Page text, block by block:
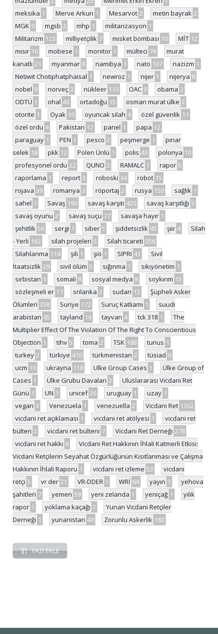
meksika 1 Merve Arkun 1 Mesarvot 2 metin bayrak 2
MGK 9 mgsb 2 mhp 1 militarizasyon 1
Militarizm 123 milliyetçilik 7 misket bombası 10 MİT 12
mısır 16 mobese 1 monitor 1 mülteci 76
murat
kanatlı 21 myanmar 8 namibya 1 nato 107 nazizm 1
Netiwit Chotiphatphaisal 1 newroz 1 nijer 1 nijerya 8
nobel 9 norveç 3 nükleer 113 OAC 9 obama 2
ODTÜ 1 ohal 43 ortadoğu 15 osman murat ülke 2
otorite 1 Oyak 10 oyuncak silah 4 özel güvenlik 11
özel ordu 4 Pakistan 12 panel 1 papa 12
paraguay 1 PEN 1 pesco 2 peşmerge 1
pınar
selek 18 pkk 12 Polen Ünlü 1 polis 43 polonya 10
profesyonel ordu 22 QUNO 2 RAMALC 1 rapor 5
raporlama 1 report 3 roboski 34 robot 15
rojava 39 romanya 3 röportaj 2 rusya 150 sağlık 1
sahel 1 Savaş 190 savaş karşıtı 420 savaş karşıtlığı 3
savaş oyunu 2 savaş suçu 77 savaşa hayır 1
şehitlik 56 sergi 1 siber 5 şiddetsizlik 45 şiir 4
Silah
- Yerli 162 silah projeleri 5 Silah ticareti 256
Silahlanma 114 şili 1 şiö 1 SIPRI 41
Sivil
İtaatsizlik 29 sivil ölüm 5 sığınma 1 sıkıyönetim 1
sırbistan 1 somali 8 sosyal medya 8 soykırım 15
sözleşmeli er 17 srilanka 2 sudan 12
Şüpheli Asker
Ölümleri 358 Suriye 172 Suruç Katliamı 1
suudi
arabistan 45 tayland 16 tayvan 4 tck 318 1
The
Multiplier Effect Of The Violation Of The Right To Conscientious
Objection 1 tihv 5 toma 2 TSK 188 tunus 1
turkey 2 türkiye 410 türkmenistan 2 tüsiad 6
ucm 10 ukrayna 118 Ulke Group Cases 1
Ülke Group of
Cases 1 Ülke Grubu Davaları 2
Uluslararası Vicdani Ret
Günü 1 UN 1 unicef 26 uruguay 1 uzay 1
vegan 3 Venezuela 1 venezuella 2 Vicdani Ret 1302
vicdani ret açıklaması 1 vicdani ret atölyesi 1
vicdani ret
bülten 2 vicdani ret bülteni 7 Vicdani Ret Derneği 278
vicdani ret hakkı 8
Vicdani Ret Hakkının İhlali Katmerli Etkisi:
Vicdani Retçilerin Seyahat Özgürlüğünün Kısıtlanması ve Çalışma
Hakkının İhlali Raporu 1 vicdani ret izleme 53
vicdani
retçi 5 vr der 21 VR-DDER 1 WRİ 64 yayın 1
yehova
şahitleri 7 yemen 59 yeni zelanda 1 yeniçağ 1
yılık
rapor 1 yoklama kaçağı 2
Yunan Vicdani Retçiler
Derneği 1 yunanistan 40 Zorunlu Askerlik 183
YAZI EKLE